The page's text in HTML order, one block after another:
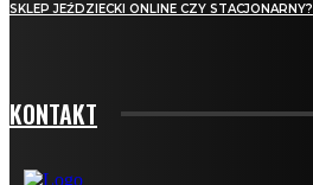
SKLEP JEŹDZIECKI ONLINE CZY STACJONARNY?
KONTAKT